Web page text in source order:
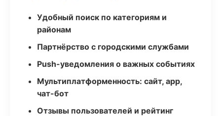
Удобный поиск по категориям и
районам
Партнёрство с городскими службами
Push-уведомления о важных событиях
Мультиплатформенность: сайт, app,
чат-бот
Отзывы пользователей и рейтинг